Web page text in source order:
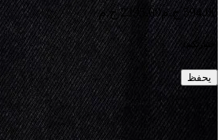
594.00 ج.م 2295.00 ج.م
اختيارتكم:
يحفظ